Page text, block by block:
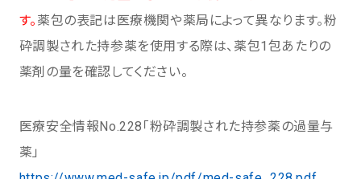
す。 薬包の表記は医療機関や薬局によって異なります。粉
砕調製された持参薬を使用する際は、薬包1包あたりの
薬剤の量を確認してください。
医療安全情報No.228「粉砕調製された持参薬の過量与
薬」